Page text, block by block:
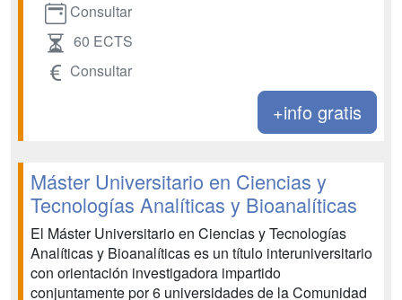
Consultar
60 ECTS
Consultar
+info gratis
Máster Universitario en Ciencias y
Tecnologías Analíticas y Bioanalíticas
El Máster Universitario en Ciencias y Tecnologías
Analíticas y Bioanalíticas es un título interuniversitario
con orientación investigadora impartido
conjuntamente por 6 universidades de la Comunidad